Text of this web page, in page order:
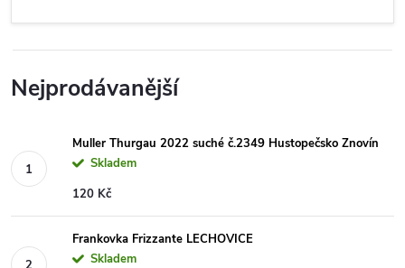
Nejprodávanější
Muller Thurgau 2022 suché č.2349 Hustopečsko Znovín
Skladem
120 Kč
Frankovka Frizzante LECHOVICE
Skladem